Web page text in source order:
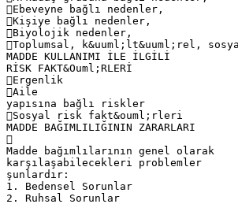
Ebeveyne bağlı nedenler,
Kişiye bağlı nedenler,
Biyolojik nedenler,
Toplumsal, k&uuml;lt&uuml;rel,
MADDE KULLANIMI İLE İLGİLİ
RİSK FAKT&Ouml;RLERİ
Ergenlik
Aile
yapısına bağlı riskler
Sosyal risk fakt&ouml;rleri
MADDE BAĞIMLILIĞININ ZARARLARI

Madde bağımlılarının genel olarak
karşılaşabilecekleri problemler
şunlardır:
1. Bedensel Sorunlar
2. Ruhsal Sorunlar